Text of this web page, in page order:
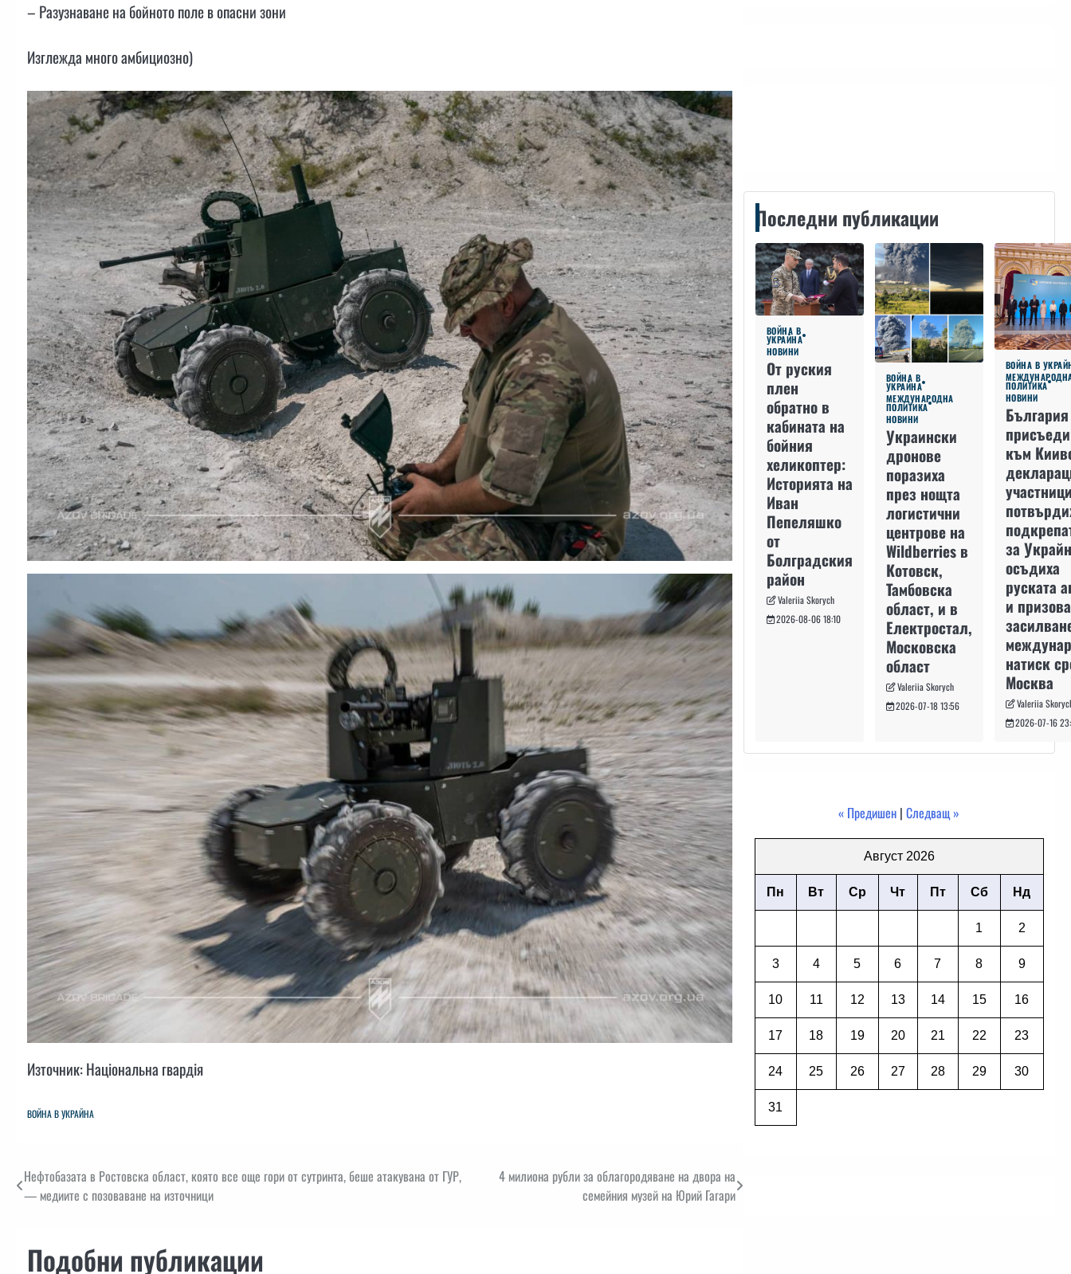
– Разузнаване на бойното поле в опасни зони
Изглежда много амбициозно)
Източник: Національна гвардія
ВОЙНА В УКРАЙНА
Навигация
Нефтобазата в Ростовска област, която все още гори от сутринта, беше атакувана от ГУР,
— медиите с позоваване на източници
4 милиона рубли за облагородяване на двора на
семейния музей на Юрий Гагари
Подобни публикации
Последни публикации
ВОЙНА В
УКРАЙНА
НОВИНИ
От руския
плен
обратно в
кабината на
бойния
хеликоптер:
Историята на
Иван
Пепеляшко
от
Болградския
район
Valeriia Skorych
2026-08-06 18:10
ВОЙНА В
УКРАЙНА
МЕЖДУНАРОДНА
ПОЛИТИКА
НОВИНИ
Украински
дронове
поразиха
през нощта
логистични
центрове на
Wildberries в
Котовск,
Тамбовска
област, и в
Електростал,
Московска
област
Valeriia Skorych
2026-07-18 13:56
ВОЙНА В
ПОЛИТИКА
НОВИНИ
към
за
осъдиха
руската
и
натиск
Москва
Valeriia
2026-07-16
« Предишен |Следващ »
Август 2026
Пн Вт Ср Чт Пт Сб Нд
1 2
3 4 5 6 7 8 9
10 11 12 13 14 15 16
17 18 19 20 21 22 23
24 25 26 27 28 29 30
31